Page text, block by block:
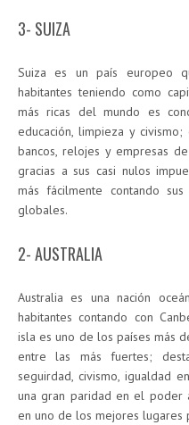
3- SUIZA
Suiza es un país europeo
habitantes teniendo como
más ricas del mundo es
educación, limpieza y
bancos, relojes y empresas
gracias a sus casi nulos
más fácilmente contando
globales.
2- AUSTRALIA
Australia es una nación
habitantes contando con
isla es uno de los países más
entre las más fuertes;
seguirdad, civismo, igualdad
una gran paridad en el poder
en uno de los mejores lugares